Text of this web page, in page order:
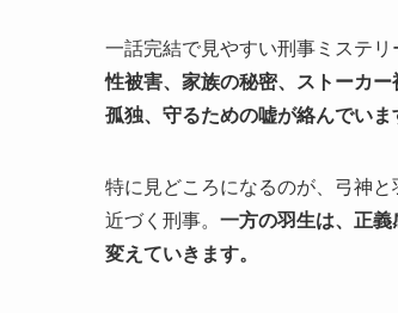
一話完結で見やすい刑事ミステ
性被害、家族の秘密、ストーカ
孤独、守るための嘘が絡んでいま
特に見どころになるのが、弓神
近づく刑事。 一方の羽生は、正
変えていきます。